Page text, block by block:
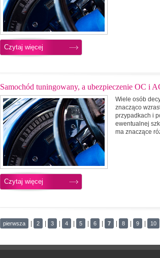
Czytaj więcej
Samochód tuningowany, a ubezpieczenie OC i
Wiele osób
znacząco
przypadkach i
ewentualnej
ma znaczące
Czytaj więcej
pierwsza 2 3 4 5 6 7 8 9 10